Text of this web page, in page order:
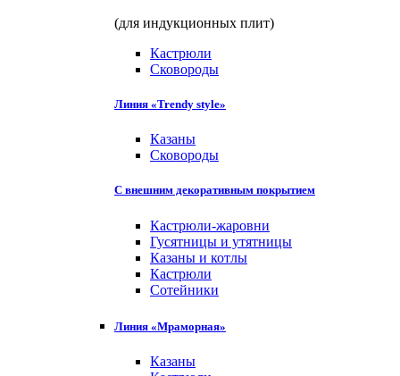
(для индукционных плит)
Кастрюли
Сковороды
Линия «Trendy style»
Казаны
Сковороды
С внешним декоративным покрытием
Кастрюли-жаровни
Гусятницы и утятницы
Казаны и котлы
Кастрюли
Сотейники
Линия «Мраморная»
Казаны